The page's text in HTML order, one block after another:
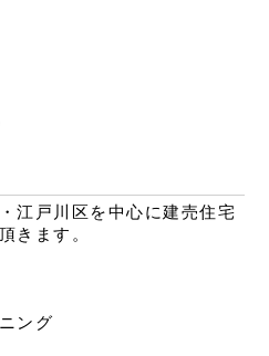
江戸川区を中心に建売住宅
きます。
ング